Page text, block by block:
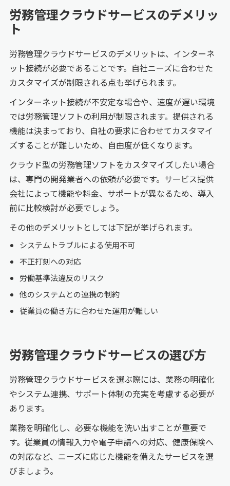
労務管理クラウドサービスのデメリッ
ト
労務管理クラウドサービスのデメリットは、インターネ
ット接続が必要であることです。自社ニーズに合わせた
カスタマイズが制限される点も挙げられます。
インターネット接続が不安定な場合や、速度が遅い環境
では労務管理ソフトの利用が制限されます。提供される
機能は決まっており、自社の要求に合わせてカスタマイ
ズすることが難しいため、自由度が低くなります。
クラウド型の労務管理ソフトをカスタマイズしたい場合
は、専門の開発業者への依頼が必要です。サービス提供
会社によって機能や料金、サポートが異なるため、導入
前に比較検討が必要でしょう。
その他のデメリットとしては下記が挙げられます。
システムトラブルによる使用不可
不正打刻への対応
労働基準法違反のリスク
他のシステムとの連携の制約
従業員の働き方に合わせた運用が難しい
労務管理クラウドサービスの選び方
労務管理クラウドサービスを選ぶ際には、業務の明確化
やシステム連携、サポート体制の充実を考慮する必要が
あります。
業務を明確化し、必要な機能を洗い出すことが重要で
す。従業員の情報入力や電子申請への対応、健康保険へ
の対応など、ニーズに応じた機能を備えたサービスを選
びましょう。